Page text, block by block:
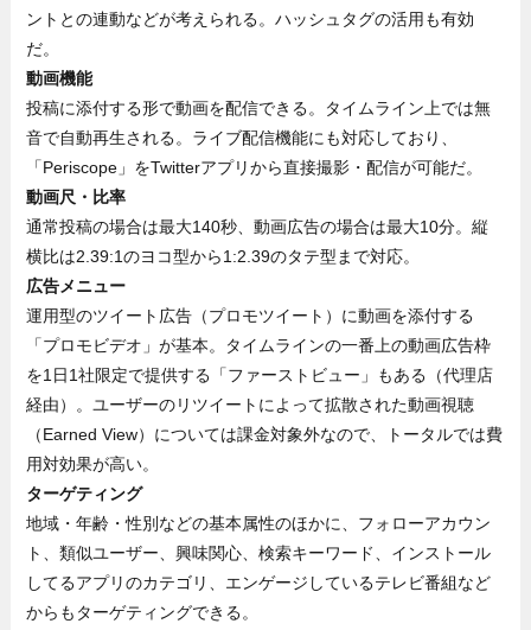
ントとの連動などが考えられる。ハッシュタグの活用も有効
だ。
動画機能
投稿に添付する形で動画を配信できる。タイムライン上では無
音で自動再生される。ライブ配信機能にも対応しており、
「Periscope」をTwitterアプリから直接撮影・配信が可能だ。
動画尺・比率
通常投稿の場合は最大140秒、動画広告の場合は最大10分。縦
横比は2.39:1のヨコ型から1:2.39のタテ型まで対応。
広告メニュー
運用型のツイート広告（プロモツイート）に動画を添付する
「プロモビデオ」が基本。タイムラインの一番上の動画広告枠
を1日1社限定で提供する「ファーストビュー」もある（代理店
経由）。ユーザーのリツイートによって拡散された動画視聴
（Earned View）については課金対象外なので、トータルでは費
用対効果が高い。
ターゲティング
地域・年齢・性別などの基本属性のほかに、フォローアカウン
ト、類似ユーザー、興味関心、検索キーワード、インストール
してるアプリのカテゴリ、エンゲージしているテレビ番組など
からもターゲティングできる。